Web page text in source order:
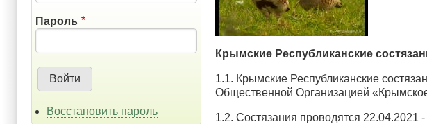
Пароль
Восстановить пароль
Крымские Республиканские
1.1. Крымские Республиканские
Общественной Организацией
1.2. Состязания проводятся